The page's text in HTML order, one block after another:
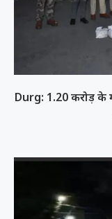
Durg: 1.20 करोड़ के